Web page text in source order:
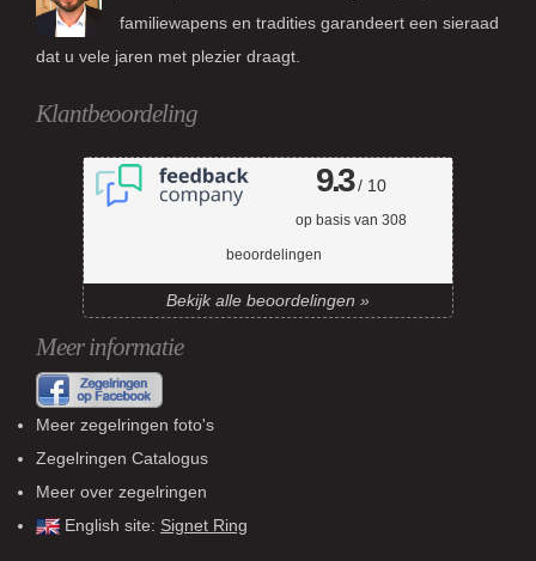
familiewapens en tradities garandeert een sieraad
dat u vele jaren met plezier draagt.
Klantbeoordeling
9.3/ 10
op basis van 308
beoordelingen
Bekijk alle beoordelingen »
Meer informatie
Meer zegelringen foto's
Zegelringen Catalogus
Meer over zegelringen
English site: Signet Ring